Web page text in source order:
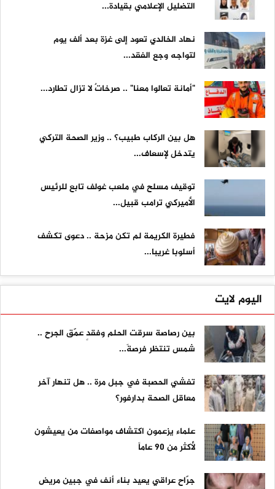
التضليل الإعلامي بقيادة...
نهاد الخالدي تعود إلى غزة بعد ألف يوم
لتواجه وجع الفقد...
"أمانة تعالوا معنا" .. صرخاتٌ لا تزال تطارد...
هل بين الركاب طبيب؟ .. وزير الصحة التركي
يتدخل لإسعاف...
توقيف مسلح في ملعب غولف تابع للرئيس
الأميركي ترامب قبيل...
فطيرة الكريمة لم تكن مزحة .. دعوى تكشف
أسلوبا غريبا...
اليوم لايت
بين رصاصة سرقت الحلم وفقدٍ عمّق الجرح ..
شمس تنتظر فرصةً...
تفشي الحصبة في جبل مرة .. هل تنهار آخر
معاقل الصحة بدارفور؟
علماء يزعمون اكتشاف مواصفات من يعيشون
لأكثر من 90 عاماً
جرّاح عراقي يعيد بناء أنف في جبين مريض